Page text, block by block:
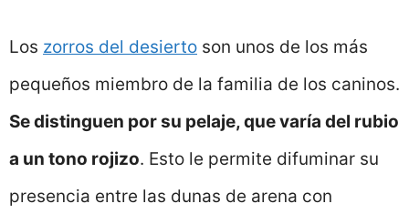
Los zorros del desierto son unos de los más
pequeños miembro de la familia de los caninos.
Se distinguen por su pelaje, que varía del rubio
a un tono rojizo. Esto le permite difuminar su
presencia entre las dunas de arena con